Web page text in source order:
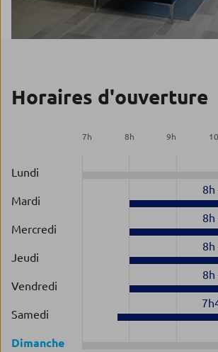
Horaires d'ouverture
7h 8h 9h 10
Lundi
Mardi
8h
Mercredi
8h
Jeudi
8h
Vendredi
8h
Samedi
Dimanche